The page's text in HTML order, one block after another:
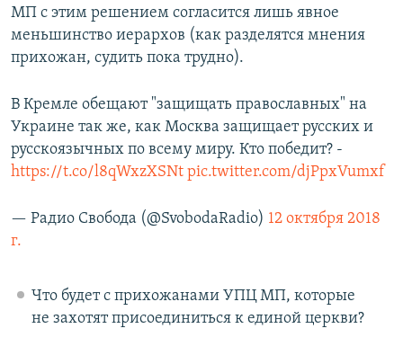
МП с этим решением согласится лишь явное
меньшинство иерархов (как разделятся мнения
прихожан, судить пока трудно).
В Кремле обещают "защищать православных" на
Украине так же, как Москва защищает русских и
русскоязычных по всему миру. Кто победит? -
https://t.co/l8qWxzXSNt pic.twitter.com/djPpxVumxf
— Радио Свобода (@SvobodaRadio) 12 октября 2018
г.
Что будет с прихожанами УПЦ МП, которые
не захотят присоединиться к единой церкви?